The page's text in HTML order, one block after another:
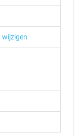
wijzigen